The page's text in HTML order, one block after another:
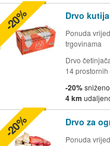
Drvo
Ponuda
trgovinama
Drvo
14
-20%sniženo
4 km
-20%
Drvo za
Ponuda
-20%